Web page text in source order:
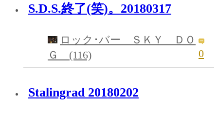
S.D.S.終了(笑)。20180317
ロック･バー ＳＫＹ ＤＯ
Ｇ (116)
0
Stalingrad 20180202